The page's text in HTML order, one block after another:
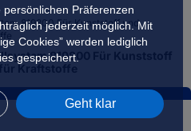
persönlichen Präferenzen
jederzeit möglich. Mit
Cookies” werden lediglich
gespeichert.
Geht klar
819800 Für Kunststoff
Kraftstoffe